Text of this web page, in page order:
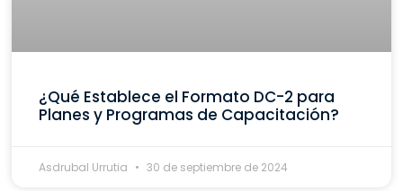
¿Qué Establece el Formato DC-2 para
Planes y Programas de Capacitación?
Asdrubal Urrutia 30 de septiembre de 2024